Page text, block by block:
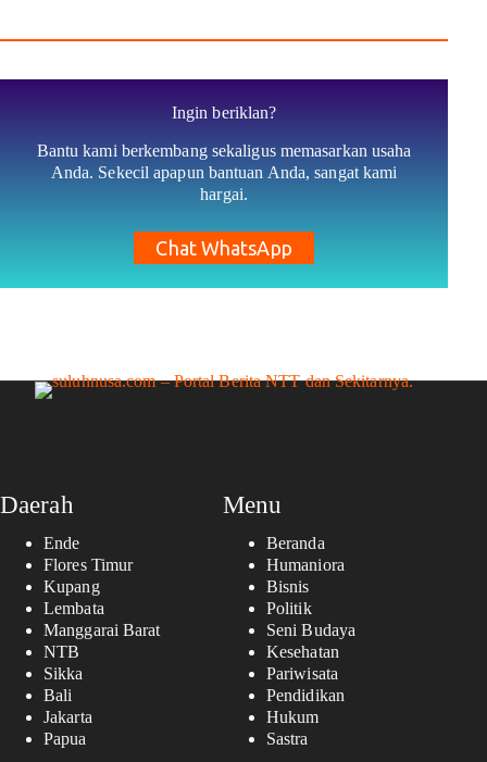
Ingin beriklan?
Bantu kami berkembang sekaligus memasarkan usaha
Anda. Sekecil apapun bantuan Anda, sangat kami
hargai.
Chat WhatsApp
Daerah
Ende
Flores Timur
Kupang
Lembata
Manggarai Barat
NTB
Sikka
Bali
Jakarta
Papua
Menu
Beranda
Humaniora
Bisnis
Politik
Seni Budaya
Kesehatan
Pariwisata
Pendidikan
Hukum
Sastra